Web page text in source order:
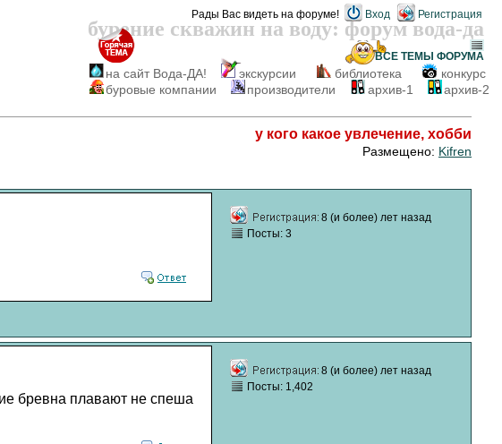
бурение скважин на воду: форум вода-да
Рады Вас видеть на форуме! Вход Регистрация
на сайт Вода-ДА! экскурсии библиотека
конкурс
буровые компании
производители архив-1 архив-2
ВСЕ ТЕМЫ ФОРУМА
у кого какое увлечение, хобби
Размещено: Kifren
8 (и более) лет назад
Посты: 3
бревна плавают не спеша
8 (и более) лет назад
Посты: 1,402